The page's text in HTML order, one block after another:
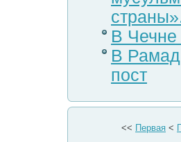
В Чечне
В
пост
<< Первая <